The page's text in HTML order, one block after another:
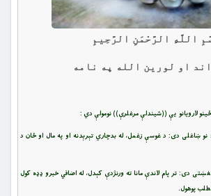
اللَّهِ الرَّحْمَنِ الرَّحِيمِ
او لورین الله په نامه
لارویانو یې ((شیندلې مرغلرې)) نومولې دي :
ښاغلی دی: د غوسې زغمل، له بدچاري تېرېدنه او په مال او ځان د
دی: تر پام لاندې مانا ته ورنژدې کېدل، له اضافي خبرو ډډه کول
پوهول.